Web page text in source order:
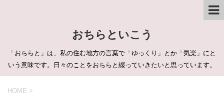
おちらといこう
「おちらと」は、私の住む地方の言葉で「ゆっくり」とか「気楽」にと
いう意味です。日々のことをおちらと綴っていきたいと思っています。
HOME >